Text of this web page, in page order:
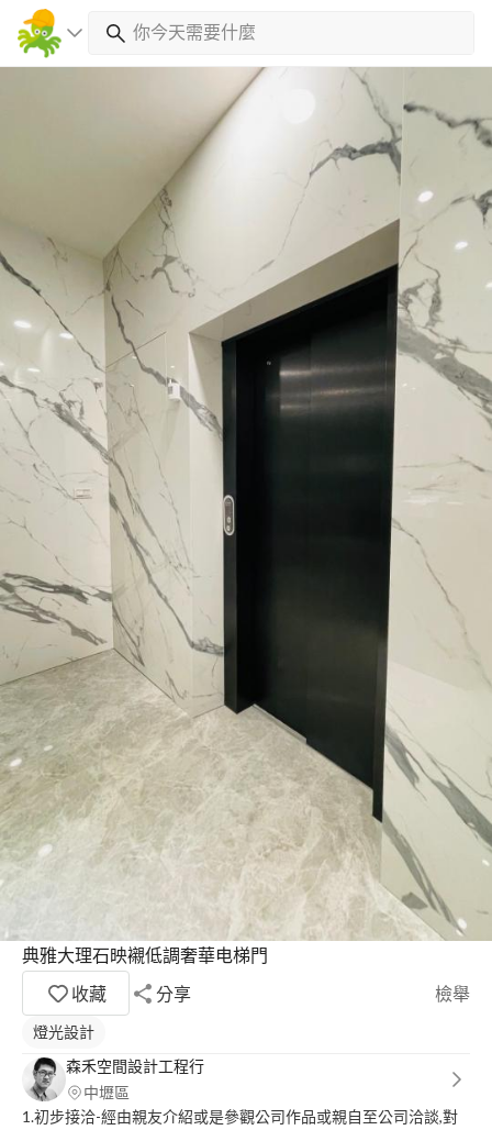
典雅大理石映襯低調奢華电梯門
收藏
分享 檢舉
燈光設計
森禾空間設計工程行
中壢區
1.初步接洽-經由親友介紹或是參觀公司作品或親自至公司洽談,對